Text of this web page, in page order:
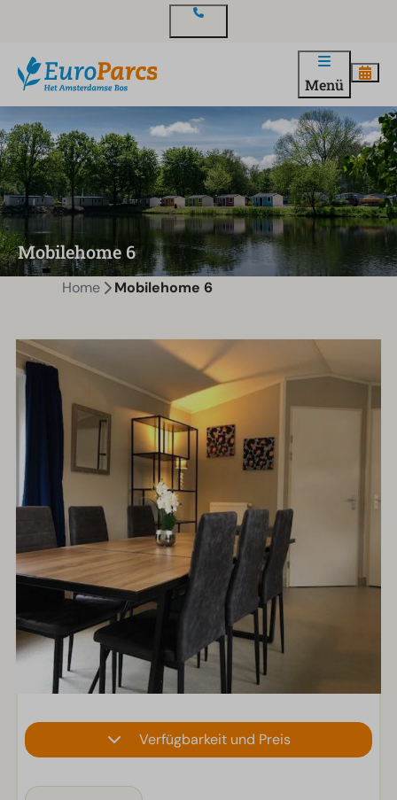
Menü
Mobilehome 6
Home Mobilehome 6
Verfügbarkeit und Preis